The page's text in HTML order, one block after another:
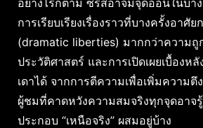
การเรียบเรียงเรื่องราวที่บางครั้งอาศัย
(dramatic liberties) มากกว่าความถู
ประวัติศาสตร์ และการเปิดเผยเบื้องห
เดาได้ จากการตีความเพื่อเพิ่มความตึ
ผู้ชมที่คาดหวังความสมจริงทุกจุดอาจ
ประกอบ “เหนือจริง” ผสมอยู่บ้าง